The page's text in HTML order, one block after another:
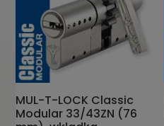
MUL-T-LOCK Classic
Modular 33/43ZN (76